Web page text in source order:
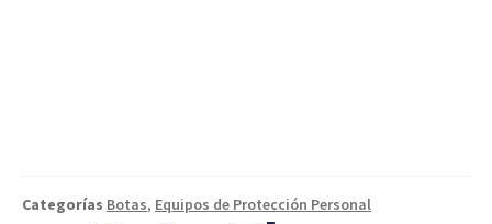
Categorías Botas, Equipos de Protección Personal